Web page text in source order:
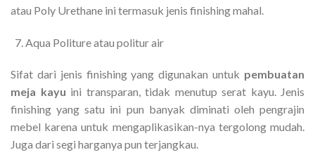
atau Poly Urethane ini termasuk jenis finishing mahal.
Aqua Politure atau politur air
Sifat dari jenis finishing yang digunakan untuk pembuatan
meja kayu ini transparan, tidak menutup serat kayu. Jenis
finishing yang satu ini pun banyak diminati oleh pengrajin
mebel karena untuk mengaplikasikan-nya tergolong mudah.
Juga dari segi harganya pun terjangkau.